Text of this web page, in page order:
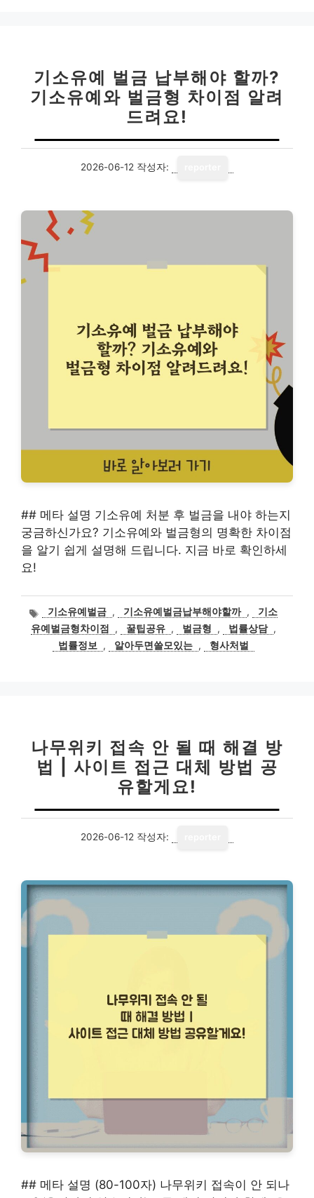
기소유예 벌금 납부해야 할까?
기소유예와 벌금형 차이점 알려
드려요!
2026-06-12 작성자:
## 메타 설명 기소유예 처분 후 벌금을 내야 하는지
궁금하신가요? 기소유예와 벌금형의 명확한 차이점
을 알기 쉽게 설명해 드립니다. 지금 바로 확인하세
요!
태
그
기소유예벌금 , 기소유예벌금납부해야할까 ,
기소
유예벌금형차이점
, 꿀팁공유 , 벌금형 , 법률상담 ,
법률정보
, 알아두면쓸모있는 , 형사처벌
나무위키 접속 안 될 때 해결 방
법 | 사이트 접근 대체 방법 공
유할게요!
2026-06-12 작성자:
## 메타 설명 (80-100자) 나무위키 접속이 안 되나